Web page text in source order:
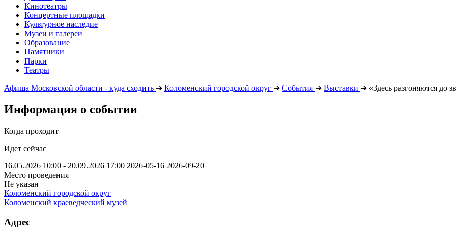
Кинотеатры
Концертные площадки
Культурное наследие
Музеи и галереи
Образование
Памятники
Парки
Театры
Афиша Московской области - куда сходить ➔ Коломенский городской округ ➔ События ➔ Выставки ➔ «Здесь разгоняются до
Информация о событии
Когда проходит
Идет сейчас
16.05.2026 10:00 - 20.09.2026 17:00 2026-05-16 2026-09-20
Место проведения
Не указан
Коломенский городской округ
Коломенский краеведческий музей
Адрес